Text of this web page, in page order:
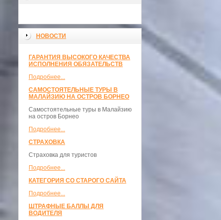
НОВОСТИ
ГАРАНТИЯ ВЫСОКОГО КАЧЕСТВА
ИСПОЛНЕНИЯ ОБЯЗАТЕЛЬСТВ
Подробнее...
САМОСТОЯТЕЛЬНЫЕ ТУРЫ В
МАЛАЙЗИЮ НА ОСТРОВ БОРНЕО
Самостоятельные туры в Малайзию
на остров Борнео
Подробнее...
СТРАХОВКА
Страховка для туристов
Подробнее...
КАТЕГОРИЯ СО СТАРОГО САЙТА
Подробнее...
ШТРАФНЫЕ БАЛЛЫ ДЛЯ
ВОДИТЕЛЯ